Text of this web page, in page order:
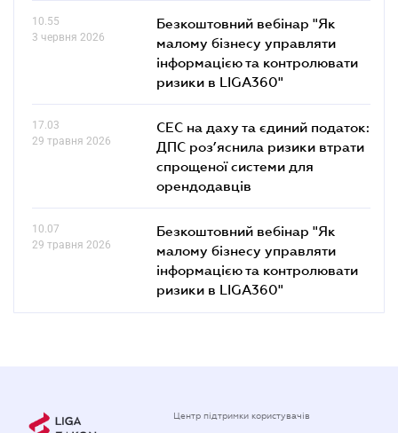
10.55
3 червня 2026
Безкоштовний вебінар "Як
малому бізнесу управляти
інформацією та контролювати
ризики в LIGA360"
17.03
29 травня 2026
СЕС на даху та єдиний податок:
ДПС роз’яснила ризики втрати
спрощеної системи для
орендодавців
10.07
29 травня 2026
Безкоштовний вебінар "Як
малому бізнесу управляти
інформацією та контролювати
ризики в LIGA360"
Центр підтримки користувачів